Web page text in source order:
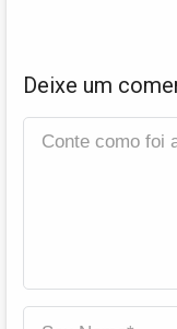
Deixe um